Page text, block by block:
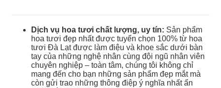
Dịch vụ hoa tươi chất lượng, uy tín: Sản phẩm
hoa tươi đẹp nhất được tuyển chọn 100% từ hoa
tươi Đà Lạt được làm điệu và khoe sắc dưới bàn
tay của những nghệ nhân cùng đội ngũ nhân viên
chuyên nghiệp – toàn tâm, chúng tôi không chỉ
mang đến cho bạn những sản phẩm đẹp mắt mà
còn gửi trao những thông điệp ý nghĩa nhất ẩn